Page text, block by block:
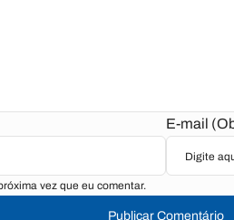
E-mail
vez que eu comentar.
Publicar Comentário